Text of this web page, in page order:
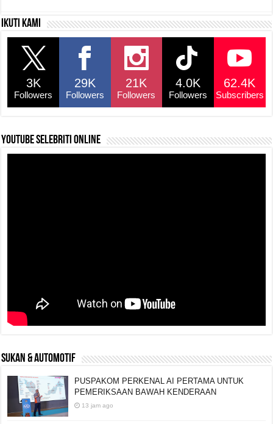
c
e
b
o
o
k
s
p
a
y
Li
n
k
e
Ikuti kami
3K
Followers
29K
Followers
21K
Followers
4.0K
Followers
62.4K
Subscribers
YouTube selebriti online
SUKAN & AUTOMOTIF
PUSPAKOM PERKENAL AI PERTAMA UNTUK
PEMERIKSAAN BAWAH KENDERAAN
13 jam ago